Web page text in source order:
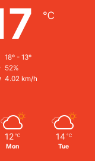
℃
18º - 13º
52%
4.02 km/h
12 ℃
Mon
14 ℃
Tue